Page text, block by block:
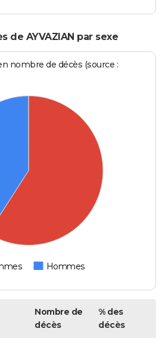
de AYVAZIAN par sexe
nombre de décès (source :
Hommes
Nombre de
décès
% des
décès